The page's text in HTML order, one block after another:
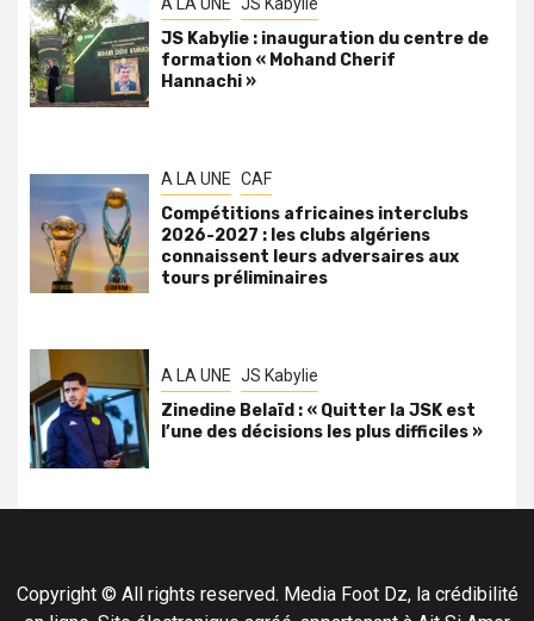
A LA UNE JS Kabylie
JS Kabylie : inauguration du centre de
formation « Mohand Cherif
Hannachi »
A LA UNE CAF
Compétitions africaines interclubs
2026-2027 : les clubs algériens
connaissent leurs adversaires aux
tours préliminaires
A LA UNE JS Kabylie
Zinedine Belaïd : « Quitter la JSK est
l’une des décisions les plus difficiles »
Copyright © All rights reserved. Media Foot Dz, la crédibilité